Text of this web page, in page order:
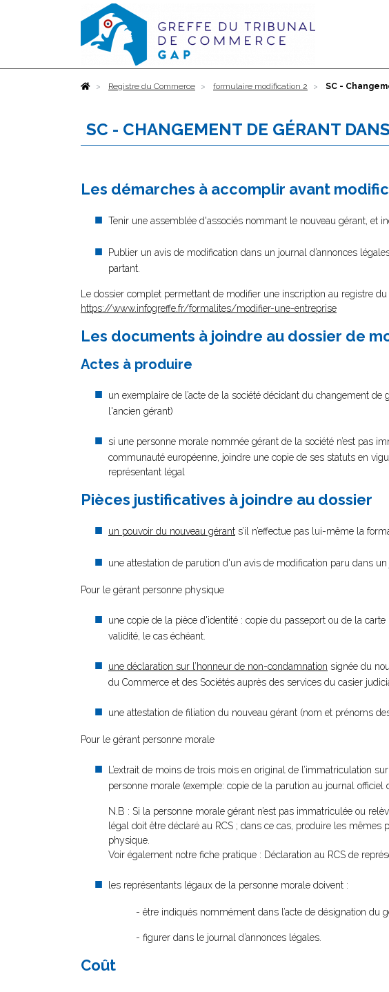
AccueilRegistre du Commerce formulaire modification 2 SC -
SC - CHANGEMENT DE GÉRANT
Les démarches à accomplir avant
Tenir une assemblée d'associés nommant le nouveau gérant, et
Publier un avis de modification dans un journal d’annonces
partant.
Le dossier complet permettant de modifier une inscription au registre
https://www.infogreffe.fr/formalites/modifier-une-entreprise
Les documents à joindre au dossier de
Actes à produire
un exemplaire de l’acte de la société décidant du changement
l'ancien gérant)
si une personne morale nommée gérant de la société n’est pas
communauté européenne, joindre une copie de ses statuts en
représentant légal
Pièces justificatives à joindre au dossier
un pouvoir du nouveau gérant s’il n’effectue pas lui-même la
une attestation de parution d'un avis de modification paru dans un
Pour le gérant personne physique
une copie de la pièce d'identité : copie du passeport ou de la
validité, le cas échéant.
une déclaration sur l’honneur de non-condamnation signée du
du Commerce et des Sociétés auprès des services du casier
une attestation de filiation du nouveau gérant (nom et prénoms
Pour le gérant personne morale
L’extrait de moins de trois mois en original de l’immatriculation
personne morale (exemple: copie de la parution au journal officiel
N.B : Si la personne morale gérant n’est pas immatriculée ou
légal doit être déclaré au RCS ; dans ce cas, produire les
physique.
Voir également notre fiche pratique : Déclaration au RCS de
les représentants légaux de la personne morale doivent :
- être indiqués nommément dans l’acte de désignation du
- figurer dans le journal d’annonces légales.
Coût